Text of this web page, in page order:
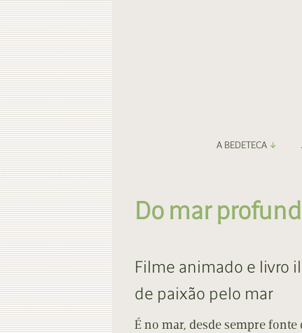
A BEDETECA
Amigos da
Do mar
Filme animado e livro
de paixão pelo mar
É no mar, desde sempre